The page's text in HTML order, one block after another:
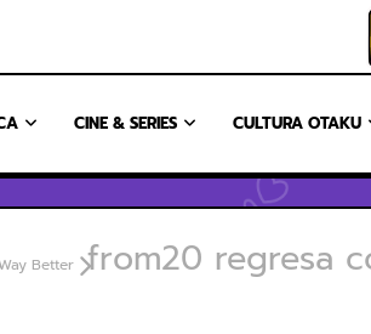
CINE & SERIES CULTURA OTAKU
Better
from20 regresa